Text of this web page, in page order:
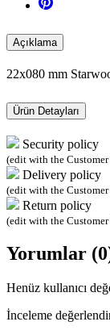
Açıklama
22x080 mm
Ürün Detayları
Security policy
(edit with the Customer
Delivery policy
(edit with the Customer
Return policy
(edit with the Customer
Yorumlar
Henüz kullanıcı
İnceleme